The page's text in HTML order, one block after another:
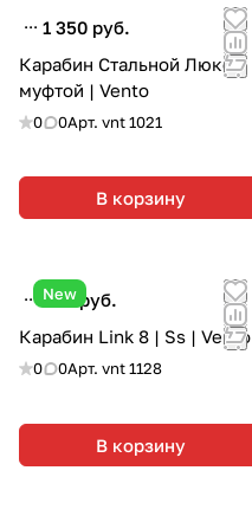
1 350 руб.
Карабин Стальной Люкс с
муфтой | Vento
0 0Арт. vnt 1021
В корзину
New
355 руб.
Карабин Link 8 | Ss | Vento
0 0Арт. vnt 1128
В корзину